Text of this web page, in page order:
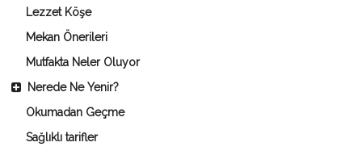
Lezzet Köşe
Mekan Önerileri
Mutfakta Neler Oluyor
Nerede Ne Yenir?
Okumadan Geçme
Sağlıklı tarifler